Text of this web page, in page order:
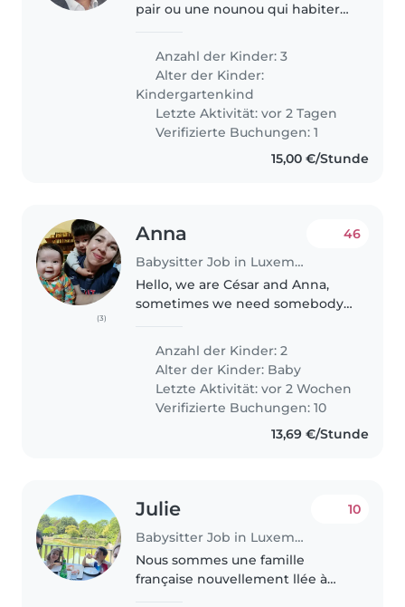
pair ou une nounou qui habiterai
trois enfants en âge préscolaire,
juste pour les amener a l'ecole le
matin qui est à 300..
Anzahl der Kinder: 3
Alter der Kinder:
Kindergartenkind
Letzte Aktivität: vor 2 Tagen
Verifizierte Buchungen: 1
15,00 €/Stunde
(3)
Anna
Babysitter Job in Luxemburg
46
Hello, we are César and Anna,
sometimes we need somebody
(1year) and Viktor 2.5 years They
are very funny and calm. Viktor
he likes cars and Yolanda..
Anzahl der Kinder: 2
Alter der Kinder: Baby
Letzte Aktivität: vor 2 Wochen
Verifizierte Buchungen: 10
13,69 €/Stunde
Julie
Babysitter Job in Luxemburg
10
Nous sommes une famille
française nouvellement llée à